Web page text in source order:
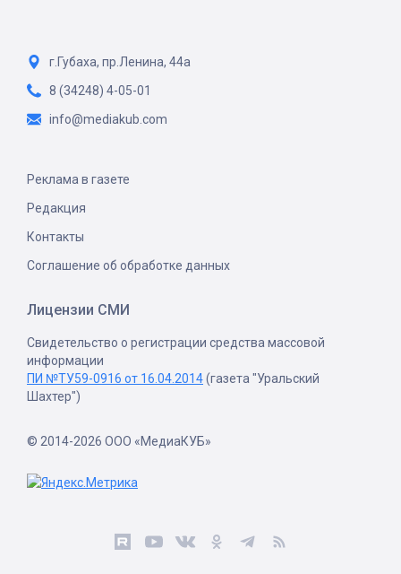
г.Губаха, пр.Ленина, 44а
8 (34248) 4-05-01
info@mediakub.com
Реклама в газете
Редакция
Контакты
Соглашение об обработке данных
Лицензии СМИ
Свидетельство о регистрации средства массовой
информации
ПИ №ТУ59-0916 от 16.04.2014(газета "Уральский
Шахтер")
© 2014-2026 ООО «МедиаКУБ»